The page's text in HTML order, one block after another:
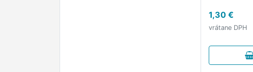
1,30 €
vrátane DPH